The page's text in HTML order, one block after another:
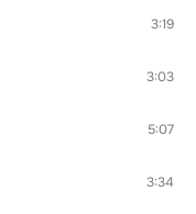
3:19
3:03
5:07
3:34